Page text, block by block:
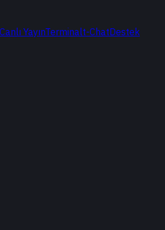
Canlı YayınTerminalt-ChatDestek